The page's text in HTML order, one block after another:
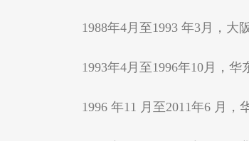
1988年4月至1993 年3月，
1993年4月至1996年10月，
1996 年11 月至2011年6 月